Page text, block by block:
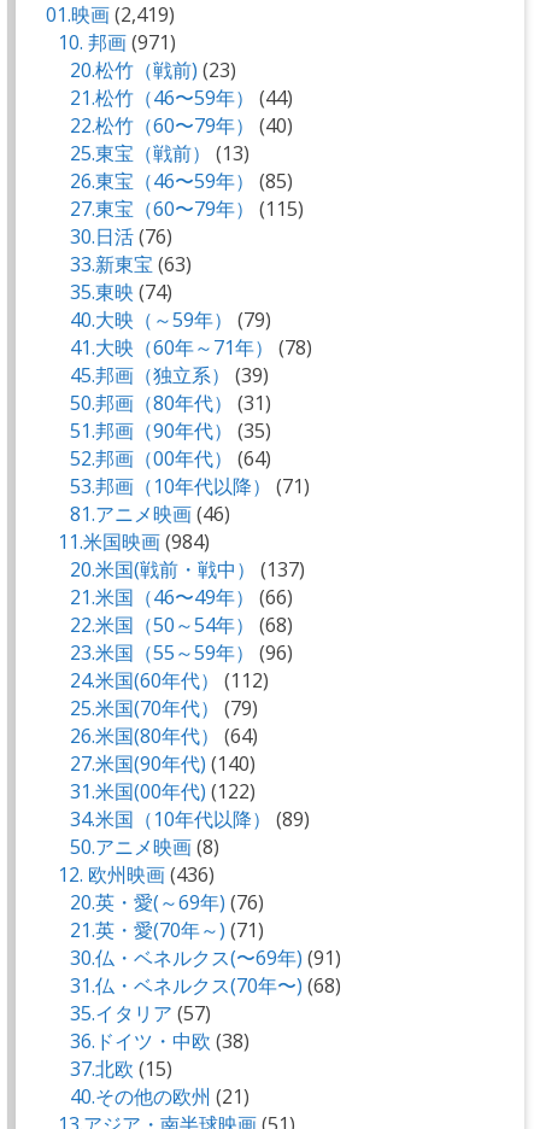
01.映画(2,419)
10. 邦画(971)
20.松竹（戦前) (23)
21.松竹（46〜59年）
(44)
22.松竹（60〜79年）
(40)
25.東宝（戦前）
(13)
26.東宝（46〜59年）
(85)
27.東宝（60〜79年）
(115)
30.日活(76)
33.新東宝 (63)
35.東映 (74)
40.大映（～59年）
(79)
41.大映（60年～71年）
(78)
45.邦画（独立系）
(39)
50.邦画（80年代）
(31)
51.邦画（90年代）
(35)
52.邦画（00年代）
(64)
53.邦画（10年代以降）
(71)
81.アニメ映画(46)
11.米国映画(984)
20.米国(戦前・戦中）
(137)
21.米国（46〜49年）
(66)
22.米国（50～54年）
(68)
23.米国（55～59年）
(96)
24.米国(60年代）
(112)
25.米国(70年代）
(79)
26.米国(80年代）
(64)
27.米国(90年代) (140)
31.米国(00年代) (122)
34.米国（10年代以降）
(89)
50.アニメ映画(8)
12. 欧州映画(436)
20.英・愛(～69年) (76)
21.英・愛(70年～) (71)
30.仏・ベネルクス(〜69年) (91)
31.仏・ベネルクス(70年〜) (68)
35.イタリア (57)
36.ドイツ・中欧 (38)
37.北欧 (15)
40.その他の欧州 (21)